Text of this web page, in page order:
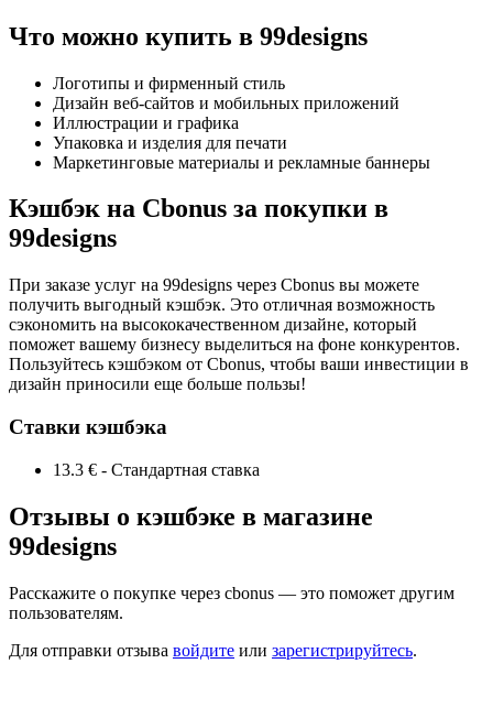
Что можно купить в 99designs
Логотипы и фирменный стиль
Дизайн веб-сайтов и мобильных приложений
Иллюстрации и графика
Упаковка и изделия для печати
Маркетинговые материалы и рекламные баннеры
Кэшбэк на Cbonus за покупки в
99designs
При заказе услуг на 99designs через Cbonus вы можете
получить выгодный кэшбэк. Это отличная возможность
сэкономить на высококачественном дизайне, который
поможет вашему бизнесу выделиться на фоне конкурентов.
Пользуйтесь кэшбэком от Cbonus, чтобы ваши инвестиции в
дизайн приносили еще больше пользы!
Ставки кэшбэка
13.3 € - Стандартная ставка
Отзывы о кэшбэке в магазине
99designs
Расскажите о покупке через cbonus — это поможет другим
пользователям.
Для отправки отзыва войдите или зарегистрируйтесь.